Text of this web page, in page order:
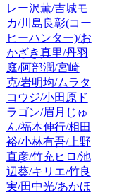
レー沢薫/吉城モ
カ/川島良彰(コー
ヒーハンター)/お
かざき真里/丹羽
庭/阿部潤/宮崎
克/岩明均/ムラタ
コウジ/小田原ド
ラゴン/眉月じゅ
ん/福本伸行/相田
裕/小林有吾/上野
直彦/竹充ヒロ/池
辺葵/キリエ/竹良
実/田中光/あかほ